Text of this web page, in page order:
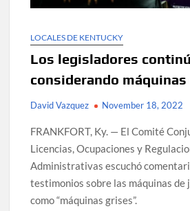
LOCALES DE KENTUCKY
Los legisladores
considerando
David Vazquez November 18, 2022
FRANKFORT, Ky. — El Comité
Licencias, Ocupaciones y
Administrativas escuchó
testimonios sobre las máquinas de
como “máquinas grises”.